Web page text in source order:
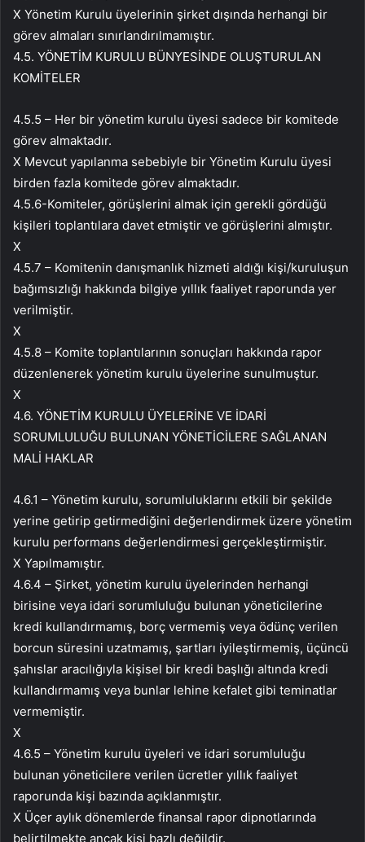
X Yönetim Kurulu üyelerinin şirket dışında herhangi bir
görev almaları sınırlandırılmamıştır.
4.5. YÖNETİM KURULU BÜNYESİNDE OLUŞTURULAN
KOMİTELER
4.5.5 – Her bir yönetim kurulu üyesi sadece bir komitede
görev almaktadır.
X Mevcut yapılanma sebebiyle bir Yönetim Kurulu üyesi
birden fazla komitede görev almaktadır.
4.5.6-Komiteler, görüşlerini almak için gerekli gördüğü
kişileri toplantılara davet etmiştir ve görüşlerini almıştır.
X
4.5.7 – Komitenin danışmanlık hizmeti aldığı kişi/kuruluşun
bağımsızlığı hakkında bilgiye yıllık faaliyet raporunda yer
verilmiştir.
X
4.5.8 – Komite toplantılarının sonuçları hakkında rapor
düzenlenerek yönetim kurulu üyelerine sunulmuştur.
X
4.6. YÖNETİM KURULU ÜYELERİNE VE İDARİ
SORUMLULUĞU BULUNAN YÖNETİCİLERE SAĞLANAN
MALİ HAKLAR
4.6.1 – Yönetim kurulu, sorumluluklarını etkili bir şekilde
yerine getirip getirmediğini değerlendirmek üzere yönetim
kurulu performans değerlendirmesi gerçekleştirmiştir.
X Yapılmamıştır.
4.6.4 – Şirket, yönetim kurulu üyelerinden herhangi
birisine veya idari sorumluluğu bulunan yöneticilerine
kredi kullandırmamış, borç vermemiş veya ödünç verilen
borcun süresini uzatmamış, şartları iyileştirmemiş, üçüncü
şahıslar aracılığıyla kişisel bir kredi başlığı altında kredi
kullandırmamış veya bunlar lehine kefalet gibi teminatlar
vermemiştir.
X
4.6.5 – Yönetim kurulu üyeleri ve idari sorumluluğu
bulunan yöneticilere verilen ücretler yıllık faaliyet
raporunda kişi bazında açıklanmıştır.
X Üçer aylık dönemlerde finansal rapor dipnotlarında
belirtilmekte ancak kişi bazlı değildir.